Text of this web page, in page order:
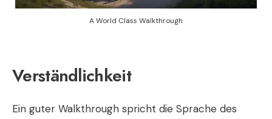
A World Class Walkthrough
Verständlichkeit
Ein guter Walkthrough spricht die Sprache des